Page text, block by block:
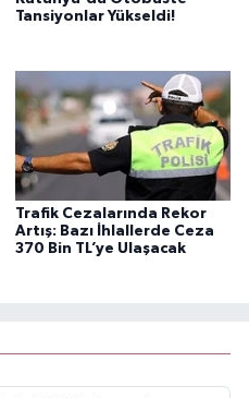
Tansiyonlar Yükseldi!
Trafik Cezalarında Rekor
Artış: Bazı İhlallerde Ceza
370 Bin TL’ye Ulaşacak